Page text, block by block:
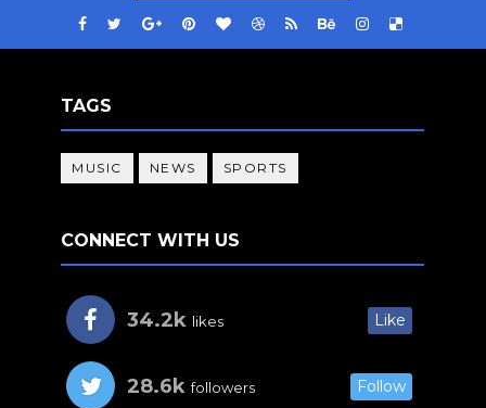
TAGS
MUSIC NEWS SPORTS
CONNECT WITH US
34.2k likes Like
28.6k followers Follow